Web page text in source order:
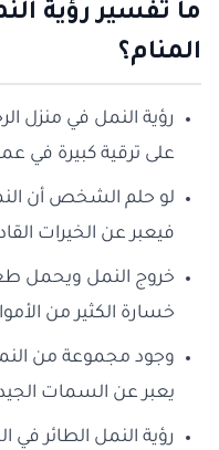
ما تفسير رؤية
المنام؟
رؤية النمل في منزل
على ترقية كبيرة في
لو حلم الشخص أن
فيعبر عن الخيرات
خروج النمل ويحمل
خسارة الكثير من
وجود مجموعة من
يعبر عن السمات
رؤية النمل الطائر في